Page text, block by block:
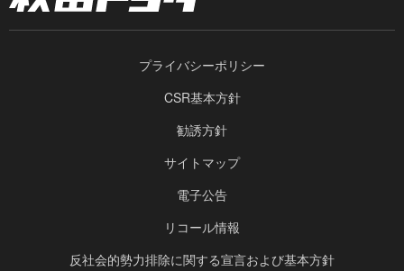
プライバシーポリシー
CSR基本方針
勧誘方針
サイトマップ
電子公告
リコール情報
反社会的勢力排除に関する宣言および基本方針